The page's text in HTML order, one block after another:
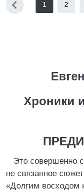
1 2
Хроники
Это совершенно
не связанное
«Долгим восходом